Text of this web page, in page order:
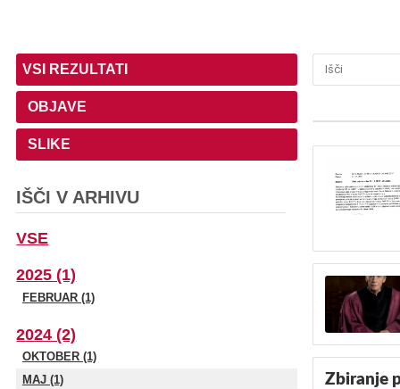
VSI REZULTATI
OBJAVE
SLIKE
IŠČI V ARHIVU
VSE
2025 (1)
FEBRUAR (1)
2024 (2)
OKTOBER (1)
MAJ (1)
Zbiranje